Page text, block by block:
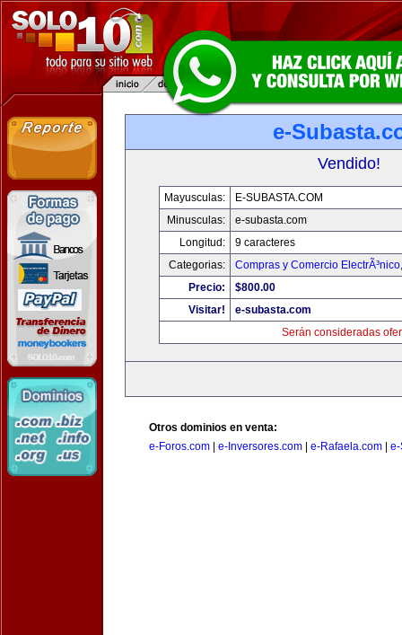
e-
Vendido!
Mayusculas:
E-SUBASTA.COM
Minusculas:
e-subasta.com
Longitud:
9 caracteres
Categorias:
Compras y Comercio ElectrÃ³nico
Precio:
$800.00
Visitar!
e-subasta.com
Serán consideradas
Otros dominios en venta:
e-Foros.com
e-Inversores.com e-Rafaela.com e-